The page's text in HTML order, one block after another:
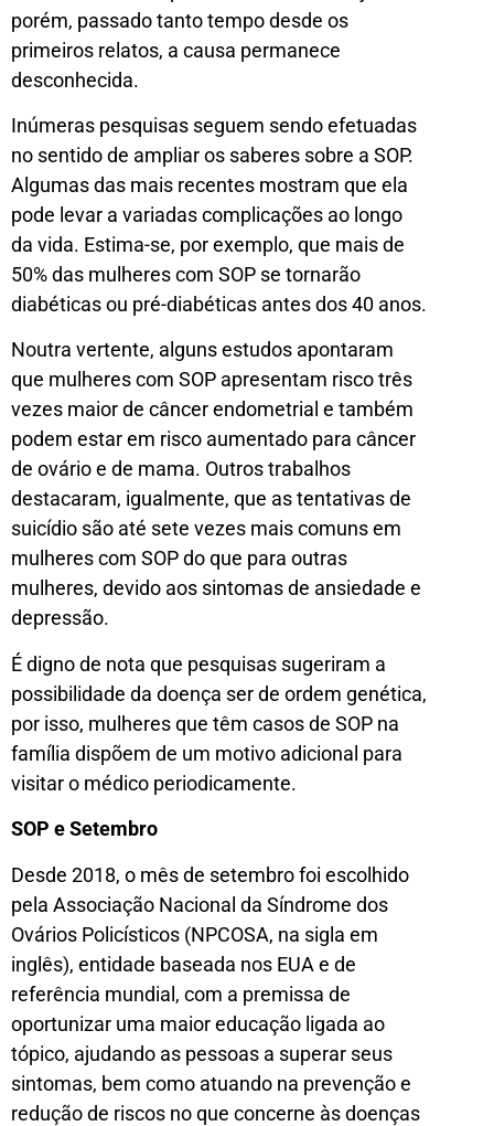
porém, passado tanto tempo desde os
primeiros relatos, a causa permanece
desconhecida.
Inúmeras pesquisas seguem sendo efetuadas
no sentido de ampliar os saberes sobre a SOP.
Algumas das mais recentes mostram que ela
pode levar a variadas complicações ao longo
da vida. Estima-se, por exemplo, que mais de
50% das mulheres com SOP se tornarão
diabéticas ou pré-diabéticas antes dos 40 anos.
Noutra vertente, alguns estudos apontaram
que mulheres com SOP apresentam risco três
vezes maior de câncer endometrial e também
podem estar em risco aumentado para câncer
de ovário e de mama. Outros trabalhos
destacaram, igualmente, que as tentativas de
suicídio são até sete vezes mais comuns em
mulheres com SOP do que para outras
mulheres, devido aos sintomas de ansiedade e
depressão.
É digno de nota que pesquisas sugeriram a
possibilidade da doença ser de ordem genética,
por isso, mulheres que têm casos de SOP na
família dispõem de um motivo adicional para
visitar o médico periodicamente.
SOP e Setembro
Desde 2018, o mês de setembro foi escolhido
pela Associação Nacional da Síndrome dos
Ovários Policísticos (NPCOSA, na sigla em
inglês), entidade baseada nos EUA e de
referência mundial, com a premissa de
oportunizar uma maior educação ligada ao
tópico, ajudando as pessoas a superar seus
sintomas, bem como atuando na prevenção e
redução de riscos no que concerne às doenças